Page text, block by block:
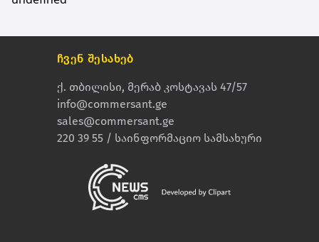
ჩვენ შესახებ
ქ. თბილისი, მერაბ კოსტავას 47/57
info@commersant.ge
sales@commersant.ge
220 39 55 / საინფორმაციო სამსახური